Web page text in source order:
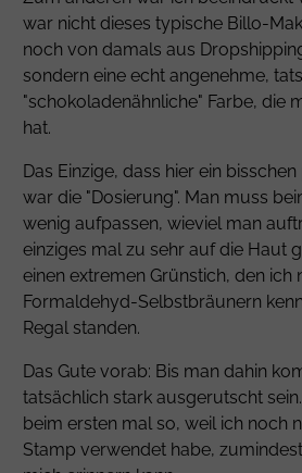
war nicht dieses typische Billo-
noch von damals aus
sondern eine echt angenehme,
"schokoladenähnliche" Farbe, die
hat.
Das Einzige, dass hier ein
war die "Dosierung". Man muss
wenig aufpassen, wieviel man
einziges mal zu sehr auf die Haut
einen extremen Grünstich, den ich
Formaldehyd-Selbstbräunern
Regal standen.
Das Gute vorab: Bis man dahin
tatsächlich stark ausgerutscht
beim ersten mal so, weil ich noch
Stamp verwendet habe,